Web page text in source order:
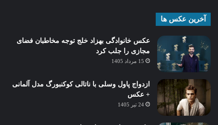
آخرین عکس ها
عکس خانوادگی بهزاد خلج توجه مخاطبان فضای
مجازی را جلب کرد
15 مرداد 1405
ازدواج پاول وسلی با ناتالی کوکنبورگ مدل آلمانی
+ عکس
24 تیر 1405